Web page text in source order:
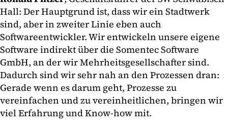
Hall: Der Hauptgrund ist, dass wir ein Stadtwerk
sind, aber in zweiter Linie eben auch
Softwareentwickler. Wir entwickeln unsere eigene
Software indirekt über die Somentec Software
GmbH, an der wir Mehrheitsgesellschafter sind.
Dadurch sind wir sehr nah an den Prozessen dran:
Gerade wenn es darum geht, Prozesse zu
vereinfachen und zu vereinheitlichen, bringen wir
viel Erfahrung und Know-how mit.